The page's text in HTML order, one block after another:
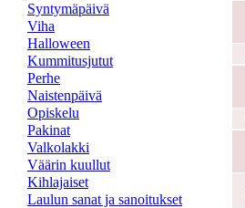
Syntymäpäivä
Viha
Halloween
Kummitusjutut
Perhe
Naistenpäivä
Opiskelu
Pakinat
Valkolakki
Väärin kuullut
Kihlajaiset
Laulun sanat ja sanoitukset